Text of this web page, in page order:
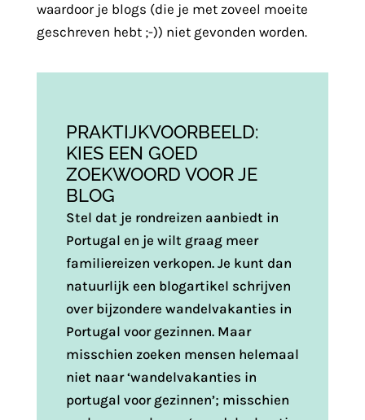
waardoor je blogs (die je met zoveel moeite
geschreven hebt ;-)) niet gevonden worden.
PRAKTIJKVOORBEELD:
KIES EEN GOED
ZOEKWOORD VOOR JE
BLOG
Stel dat je rondreizen aanbiedt in
Portugal en je wilt graag meer
familiereizen verkopen. Je kunt dan
natuurlijk een blogartikel schrijven
over bijzondere wandelvakanties in
Portugal voor gezinnen. Maar
misschien zoeken mensen helemaal
niet naar ‘wandelvakanties in
portugal voor gezinnen’; misschien